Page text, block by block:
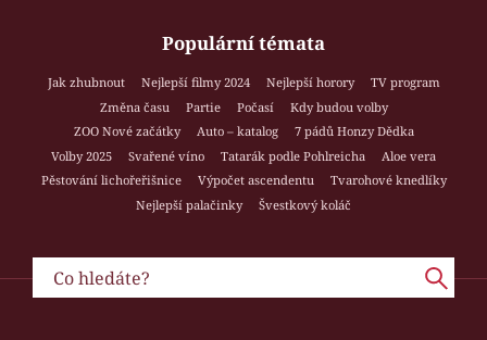
Populární témata
Jak zhubnout Nejlepší filmy 2024 Nejlepší horory
TV program
Změna času
Partie Počasí
Kdy budou volby
ZOO Nové začátky
Auto – katalog
7 pádů Honzy Dědka
Volby 2025
Svařené víno Tatarák podle Pohlreicha
Aloe vera
Pěstování lichořeřišnice
Výpočet ascendentu
Tvarohové knedlíky
Nejlepší palačinky
Švestkový koláč